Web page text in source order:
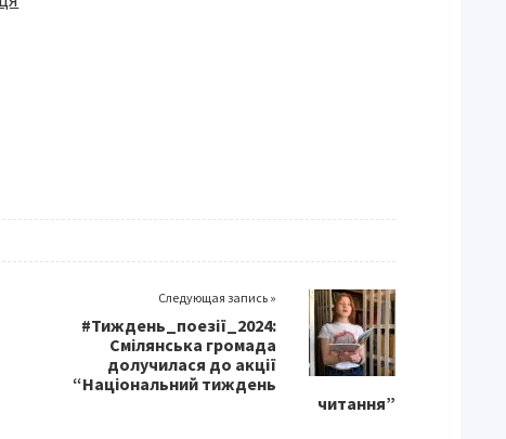
Следующая запись »
#Тиждень_поезії_2024:
Смілянська громада
долучилася до акції
“Національний тиждень
читання”